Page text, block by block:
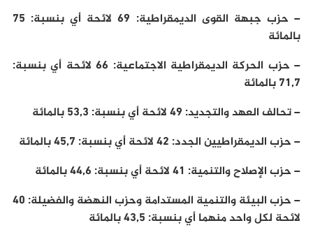
– حزب جبهة القوى الديمقراطية: 69 لائحة أي بنسبة: 75
بالمائة
– حزب الحركة الديمقراطية الاجتماعية: 66 لائحة أي بنسبة:
71,7 بالمائة
– تحالف العهد والتجديد: 49 لائحة أي بنسبة: 53,3 بالمائة
– حزب الديمقراطيين الجدد: 42 لائحة أي بنسبة: 45,7 بالمائة
– حزب الإصلاح والتنمية: 41 لائحة أي بنسبة: 44,6 بالمائة
– حزب البيئة والتنمية المستدامة وحزب النهضة والفضيلة: 40
لائحة لكل واحد منهما أي بنسبة: 43,5 بالمائة